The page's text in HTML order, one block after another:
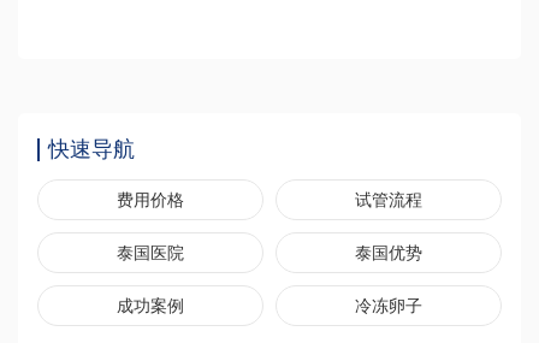
快速导航
费用价格 试管流程
泰国医院 泰国优势
成功案例 冷冻卵子